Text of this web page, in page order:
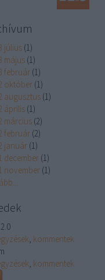
július (1)
május (1)
február (1)
október (1)
augusztus (1)
április (1)
március (2)
február (2)
január (1)
december (1)
november (1)
...
, kommentek
, kommentek